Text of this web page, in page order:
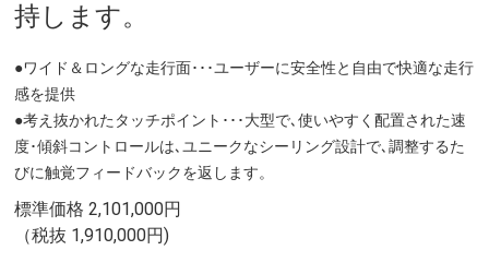
持します。
●ワイド＆ロングな走行面･･･ユーザーに安全性と自由で快適な走行
感を提供
●考え抜かれたタッチポイント･･･大型で､使いやすく配置された速
度･傾斜コントロールは､ユニークなシーリング設計で､調整するた
びに触覚フィードバックを返します。
標準価格 2,101,000円
（税抜 1,910,000円)